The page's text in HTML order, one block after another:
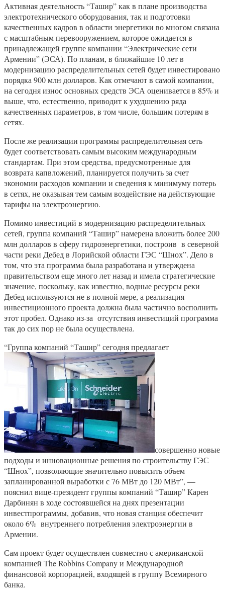
Активная деятельность “Ташир” как в плане производства
электротехнического оборудования, так и подготовки
качественных кадров в области энергетики во многом связана
с масштабным перевооружением, которое ожидается в
принадлежащей группе компании “Электрические сети
Армении” (ЭСА). По планам, в ближайшие 10 лет в
модернизацию распределительных сетей будет инвестировано
порядка 900 млн долларов. Как отмечают в самой компании,
на сегодня износ основных средств ЭСА оценивается в 85% и
выше, что, естественно, приводит к ухудшению ряда
качественных параметров, в том числе, большим потерям в
сетях.
После же реализации программы распределительная сеть
будет соответствовать самым высоким международным
стандартам. При этом средства, предусмотренные для
возврата капвложений, планируется получить за счет
экономии расходов компании и сведения к минимуму потерь
в сетях, не оказывая тем самым воздействие на действующие
тарифы на электроэнергию.
Помимо инвестиций в модернизацию распределительных
сетей, группа компаний “Ташир” намерена вложить более 200
млн долларов в сферу гидроэнергетики, построив в северной
части реки Дебед в Лорийской области ГЭС “Шнох”. Дело в
том, что эта программа была разработана и утверждена
правительством еще много лет назад и имела стратегические
значение, поскольку, как известно, водные ресурсы реки
Дебед используются не в полной мере, а реализация
инвестиционного проекта должна была частично восполнить
этот пробел. Однако из-за отсутствия инвестиций программа
так до сих пор не была осуществлена.
“Группа компаний “Ташир” сегодня предлагает
совершенно новые
подходы и инновационные решения по строительству ГЭС
“Шнох”, позволяющие значительно повысить объем
запланированной выработки с 76 МВт до 120 МВт”, —
пояснил вице-президент группы компаний “Ташир” Карен
Дарбинян в ходе состоявшейся на днях презентации
инвестпрограммы, добавив, что новая станция обеспечит
около 6% внутреннего потребления электроэнергии в
Армении.
Сам проект будет осуществлен совместно с американской
компанией The Robbins Company и Международной
финансовой корпорацией, входящей в группу Всемирного
банка.